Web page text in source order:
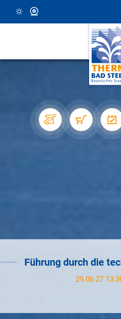
25 °C, Klar/Sonnig
Führung durch die
29.06.27